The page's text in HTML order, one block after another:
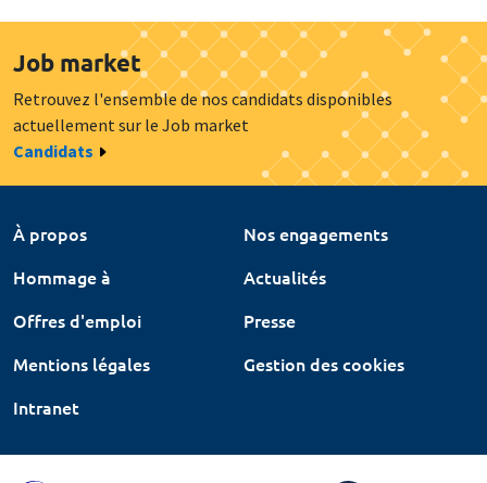
Job market
Retrouvez l'ensemble de nos candidats disponibles
actuellement sur le Job market
Candidats
À propos
Nos engagements
Hommage à
Actualités
Offres d'emploi
Presse
Mentions légales
Gestion des cookies
Intranet